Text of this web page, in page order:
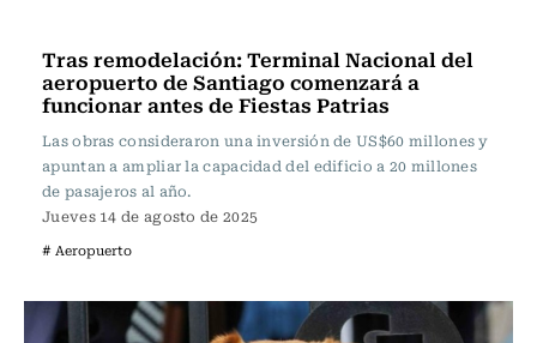
Tras remodelación: Terminal Nacional del
aeropuerto de Santiago comenzará a
funcionar antes de Fiestas Patrias
Las obras consideraron una inversión de US$60 millones y
apuntan a ampliar la capacidad del edificio a 20 millones
de pasajeros al año.
Jueves 14 de agosto de 2025
# Aeropuerto